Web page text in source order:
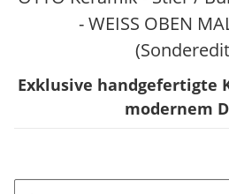
- WEISS OBEN
Exklusive handgefertigte
modernem